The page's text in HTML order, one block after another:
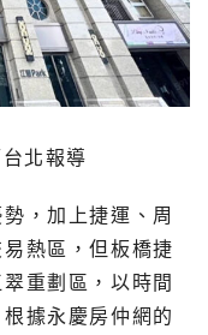
北報導
，加上捷運、周
熱區，但板橋捷
重劃區，以時間
據永慶房仲網的